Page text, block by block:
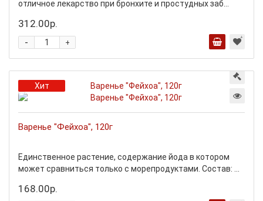
отличное лекарство при бронхите и простудных заб...
312.00р.
+
-
Хит
Варенье "Фейхоа", 120г
Единственное растение, содержание йода в котором
может сравниться только с морепродуктами. Состав: ...
168.00р.